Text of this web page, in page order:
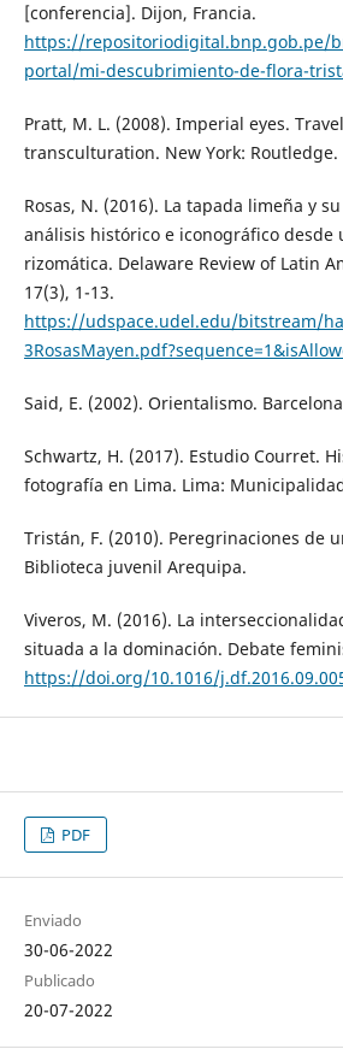
[conferencia]. Dijon, Francia.
https://repositoriodigital.bnp.gob.pe/
portal/mi-descubrimiento-de-flora-
Pratt, M. L. (2008). Imperial eyes.
transculturation. New York: Routledge.
Rosas, N. (2016). La tapada limeña y
análisis histórico e iconográfico desde
rizomática. Delaware Review of Latin
17(3), 1-13.
https://udspace.udel.edu/bitstream/
Said, E. (2002). Orientalismo.
Schwartz, H. (2017). Estudio Courret.
fotografía en Lima. Lima:
Tristán, F. (2010). Peregrinaciones de
Biblioteca juvenil Arequipa.
Viveros, M. (2016). La
situada a la dominación. Debate
https://doi.org/10.1016/
PDF
Enviado
30-06-2022
Publicado
20-07-2022